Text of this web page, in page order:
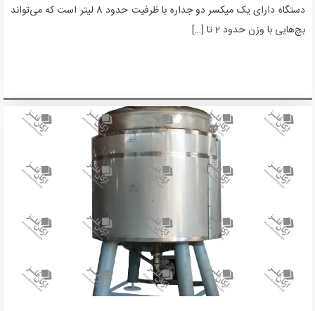
دستگاه دارای یک میکسر دو جداره با ظرفیت حدود 8 لیتر است که می‌تواند
بچ‌هایی با وزن حدود 2 تا […]